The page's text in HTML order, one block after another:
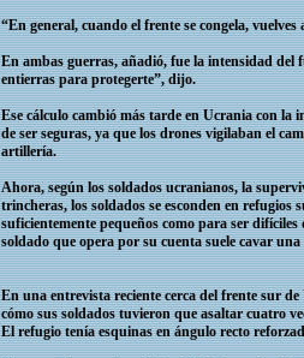
“En general, cuando el frente se congela,
En ambas guerras, añadió, fue la intensidad del
entierras para protegerte”, dijo.
Ese cálculo cambió más tarde en Ucrania con la
de ser seguras, ya que los drones vigilaban el
artillería.
Ahora, según los soldados ucranianos, la
trincheras, los soldados se esconden en
suficientemente pequeños como para ser
soldado que opera por su cuenta suele cavar
En una entrevista reciente cerca del frente sur
cómo sus soldados tuvieron que asaltar cuatro
El refugio tenía esquinas en ángulo recto